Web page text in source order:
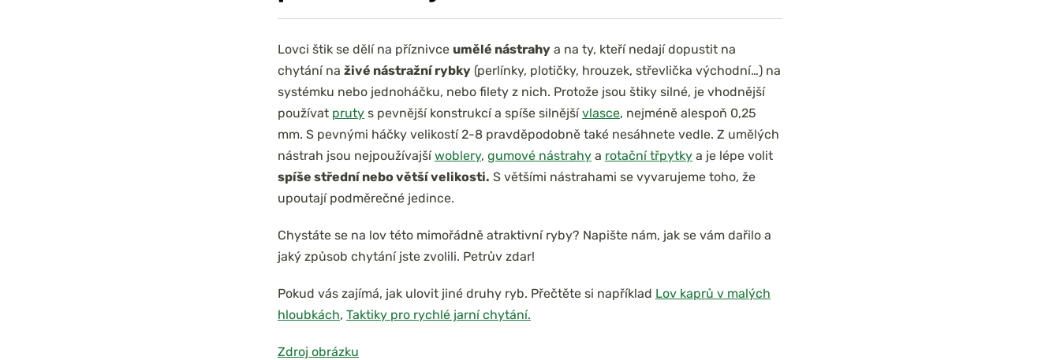
Lovci štik se dělí na příznivce umělé nástrahy a na ty, kteří nedají dopustit na
chytání na živé nástražní rybky (perlínky, plotičky, hrouzek, střevlička východní…) na
systémku nebo jednoháčku, nebo filety z nich. Protože jsou štiky silné, je vhodnější
používat pruty s pevnější konstrukcí a spíše silnějšívlasce, nejméně alespoň 0,25
mm. S pevnými háčky velikostí 2-8 pravděpodobně také nesáhnete vedle. Z umělých
nástrah jsou nejpoužívajšíwoblery, gumové nástrahy a rotační třpytky a je lépe volit
spíše střední nebo větší velikosti. S většími nástrahami se vyvarujeme toho, že
upoutají podměrečné jedince.
Chystáte se na lov této mimořádně atraktivní ryby? Napište nám, jak se vám dařilo a
jaký způsob chytání jste zvolili. Petrův zdar!
Pokud vás zajímá, jak ulovit jiné druhy ryb. Přečtěte si například Lov kaprů v malých
hloubkách, Taktiky pro rychlé jarní chytání.
Zdroj obrázku